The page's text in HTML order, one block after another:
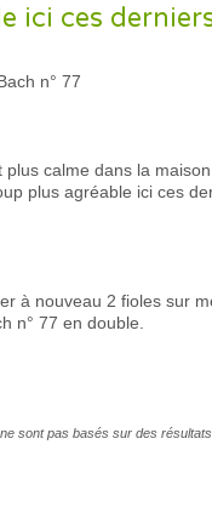
ici ces
n° 77
calme dans la
plus agréable ici ces
à nouveau 2 fioles sur
n° 77 en double.
sont pas basés sur des résultats